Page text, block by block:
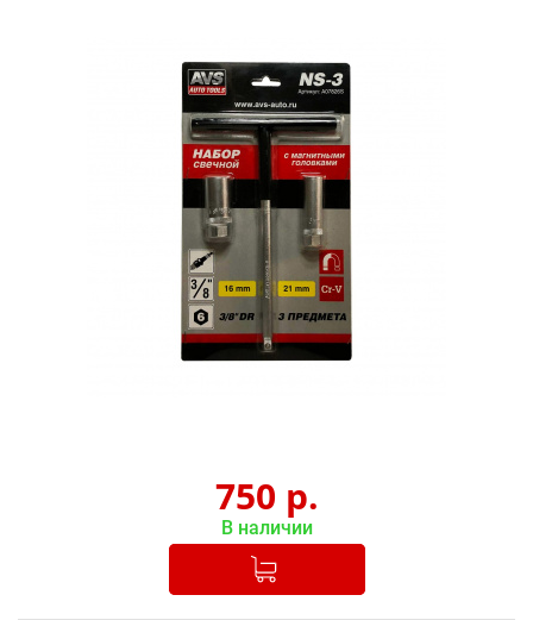
750 р.
В наличии
Добавлено в корзину